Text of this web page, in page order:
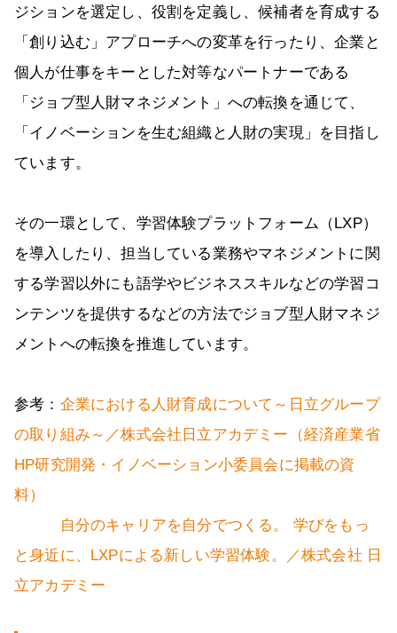
ジションを選定し、役割を定義し、候補者を育成する
「創り込む」アプローチへの変革を行ったり、企業と
個人が仕事をキーとした対等なパートナーである
「ジョブ型人財マネジメント」への転換を通じて、
「イノベーションを生む組織と人財の実現」を目指し
ています。
その一環として、学習体験プラットフォーム（LXP）
を導入したり、担当している業務やマネジメントに関
する学習以外にも語学やビジネススキルなどの学習コ
ンテンツを提供するなどの方法でジョブ型人財マネジ
メントへの転換を推進しています。
参考： 企業における人財育成について～日立グループ
の取り組み～／株式会社日立アカデミー（経済産業省
HP研究開発・イノベーション小委員会に掲載の資
料）
自分のキャリアを自分でつくる。 学びをもっ
と身近に、LXPによる新しい学習体験。／株式会社 日
立アカデミー